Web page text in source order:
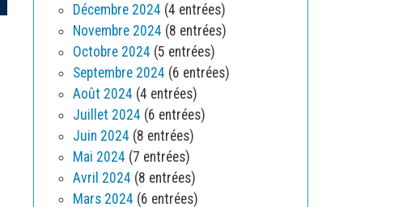
Décembre 2024 (4 entrées)
Novembre 2024 (8 entrées)
Octobre 2024 (5 entrées)
Septembre 2024 (6 entrées)
Août 2024 (4 entrées)
Juillet 2024 (6 entrées)
Juin 2024 (8 entrées)
Mai 2024 (7 entrées)
Avril 2024 (8 entrées)
Mars 2024 (6 entrées)